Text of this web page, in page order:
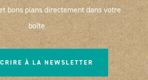
bons plans directement dans votre
boîte
À LA NEWSLETTER